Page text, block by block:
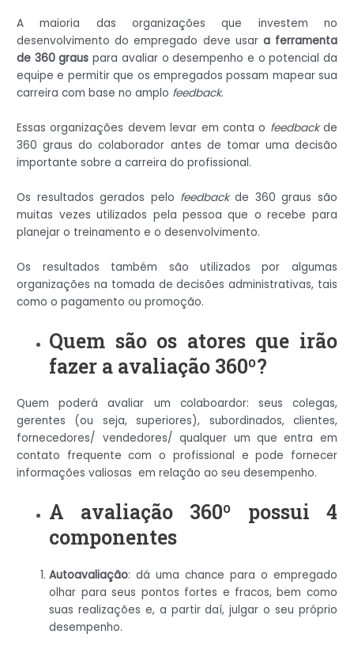
A maioria das organizações que investem no
desenvolvimento do empregado deve usar a ferramenta
de 360 graus para avaliar o desempenho e o potencial da
equipe e permitir que os empregados possam mapear sua
carreira com base no amplo feedback.
Essas organizações devem levar em conta o feedbackde
360 graus do colaborador antes de tomar uma decisão
importante sobre a carreira do profissional.
Os resultados gerados pelo feedbackde 360 graus são
muitas vezes utilizados pela pessoa que o recebe para
planejar o treinamento e o desenvolvimento.
Os resultados também são utilizados por algumas
organizações na tomada de decisões administrativas, tais
como o pagamento ou promoção.
Quem são os atores que irão
fazer a avaliação 360º?
Quem poderá avaliar um colaboardor: seus colegas,
gerentes (ou seja, superiores), subordinados, clientes,
fornecedores/ vendedores/ qualquer um que entra em
contato frequente com o profissional e pode fornecer
informações valiosas em relação ao seu desempenho.
A avaliação 360º possui 4
componentes
Autoavaliação: dá uma chance para o empregado
olhar para seus pontos fortes e fracos, bem como
suas realizações e, a partir daí, julgar o seu próprio
desempenho.